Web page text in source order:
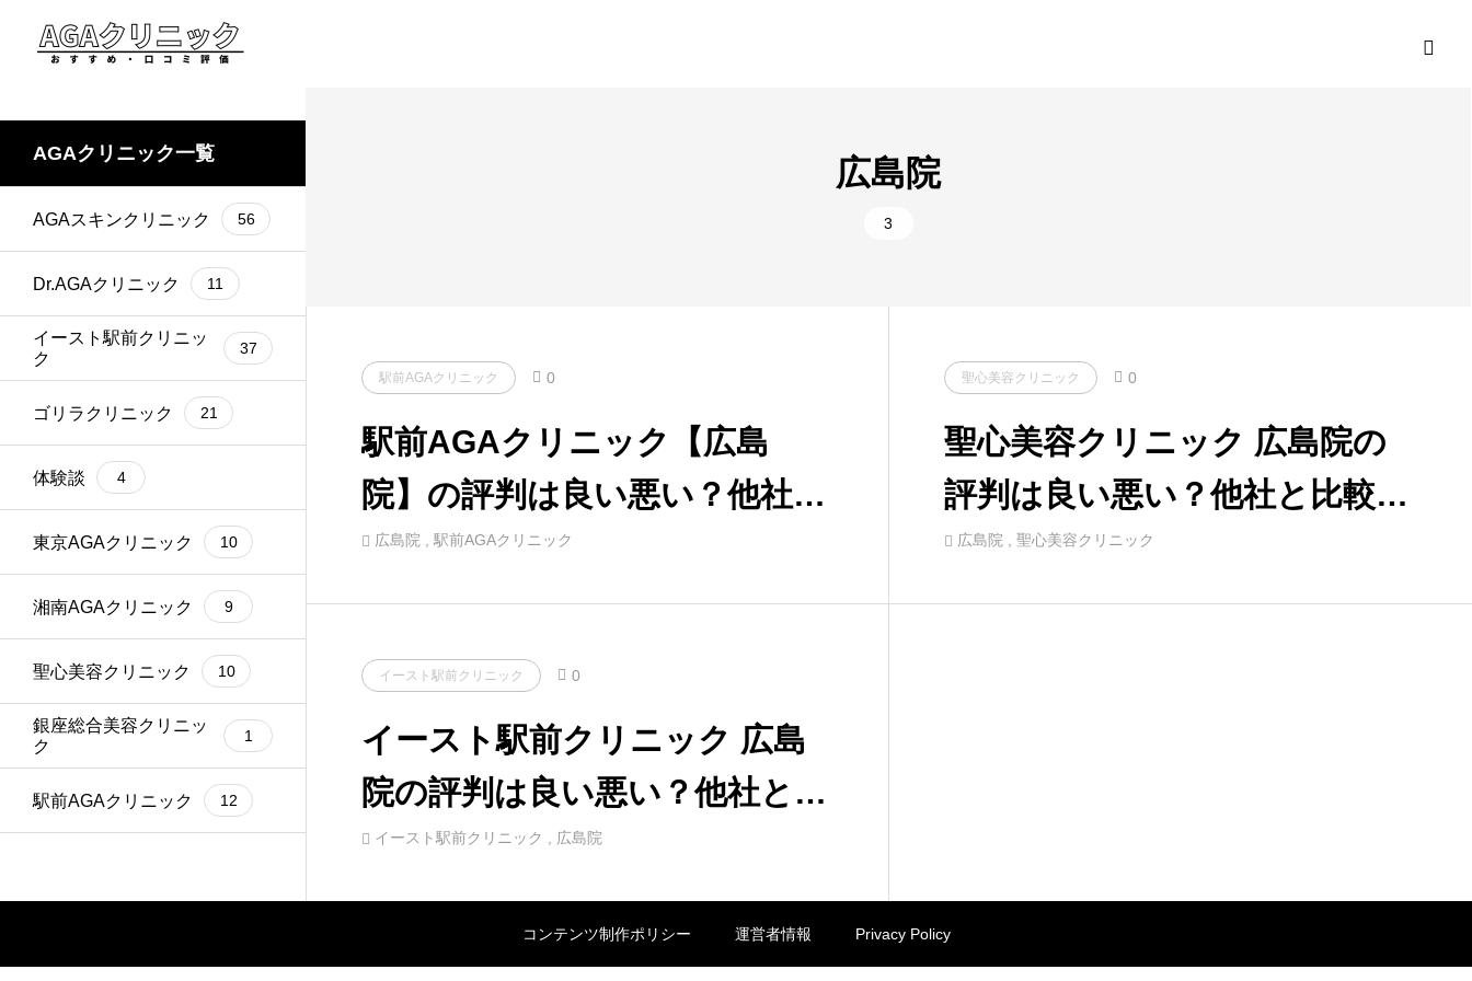
AGAクリニック一覧
AGAスキンクリニック 56
Dr.AGAクリニック 11
イースト駅前クリニッ
ク
37
ゴリラクリニック 21
体験談 4
東京AGAクリニック 10
湘南AGAクリニック 9
聖心美容クリニック 10
銀座総合美容クリニッ
ク
1
駅前AGAクリニック 12
広島院
3
駅前AGAクリニック 0
駅前AGAクリニック【広島
院】の評判は良い悪い？他社と
比較しながら口コミを徹底評
価！
広島院 , 駅前AGAクリニック
聖心美容クリニック 0
聖心美容クリニック 広島院の
評判は良い悪い？他社と比較し
ながら口コミを徹底評価！
広島院 , 聖心美容クリニック
イースト駅前クリニック 0
イースト駅前クリニック 広島
院の評判は良い悪い？他社と比
較しながら口コミを徹底評価！
イースト駅前クリニック , 広島院
コンテンツ制作ポリシー 運営者情報 Privacy Policy